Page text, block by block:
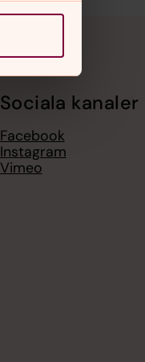
Sociala kanaler
Facebook
Instagram
Vimeo